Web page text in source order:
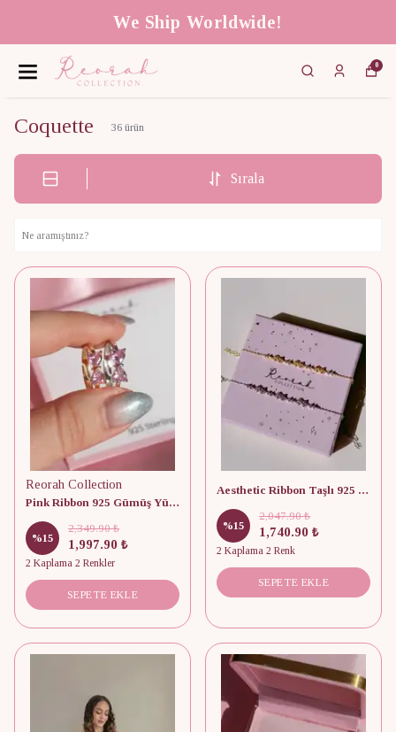
We Ship Worldwide!
0
Coquette 36 ürün
Sırala
Reorah Collection
Pink Ribbon 925 Gümüş Yüzük
%15
2,349.90 ₺
1,997.90 ₺
2 Kaplama 2 Renkler
SEPETE EKLE
Aesthetic Ribbon Taşlı 925 Gümüş Bileklik
%15
2,047.90 ₺
1,740.90 ₺
2 Kaplama 2 Renk
SEPETE EKLE